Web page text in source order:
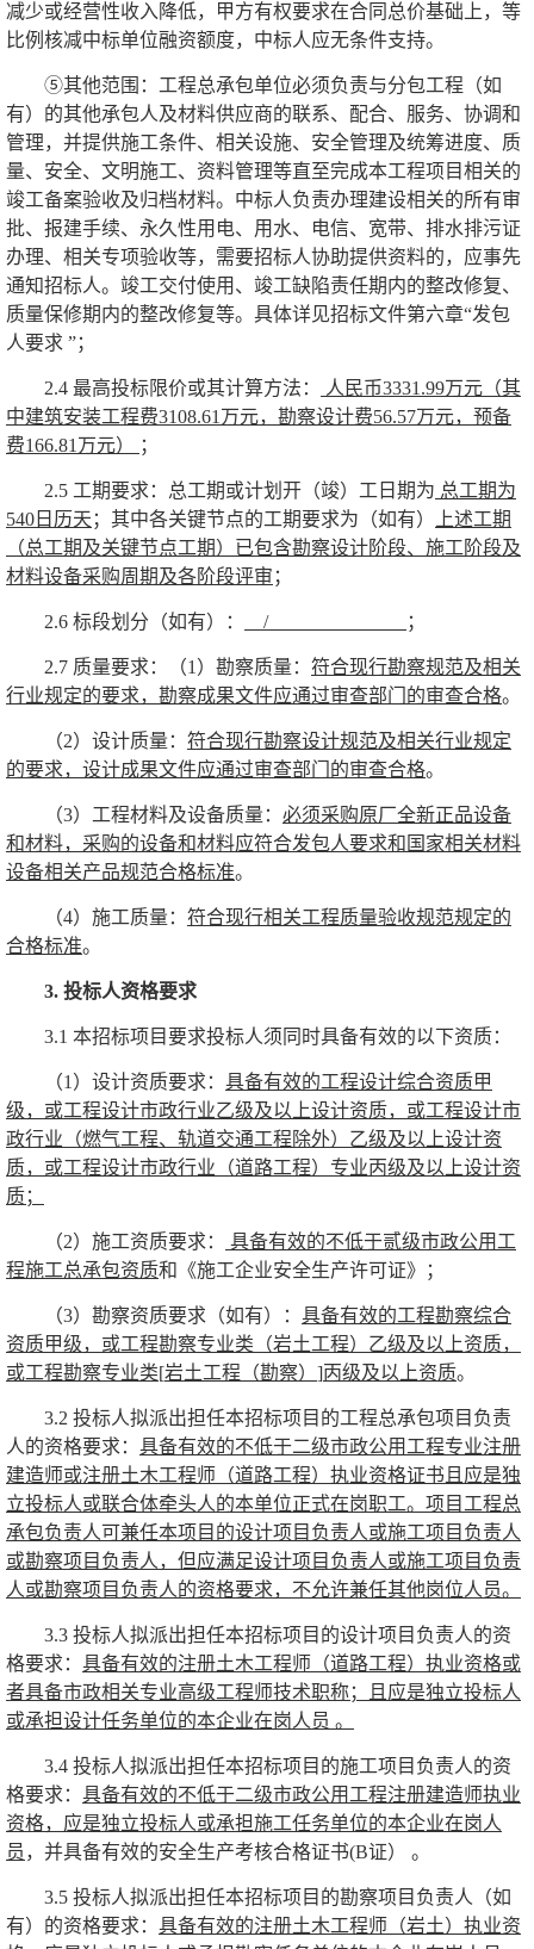
减少或经营性收入降低，甲方有权要求在合同总价基础上，等
比例核减中标单位融资额度，中标人应无条件支持。
⑤其他范围：工程总承包单位必须负责与分包工程（如
有）的其他承包人及材料供应商的联系、配合、服务、协调和
管理，并提供施工条件、相关设施、安全管理及统筹进度、质
量、安全、文明施工、资料管理等直至完成本工程项目相关的
竣工备案验收及归档材料。中标人负责办理建设相关的所有审
批、报建手续、永久性用电、用水、电信、宽带、排水排污证
办理、相关专项验收等，需要招标人协助提供资料的，应事先
通知招标人。竣工交付使用、竣工缺陷责任期内的整改修复、
质量保修期内的整改修复等。 具体详见招标文件第六章“发包
人要求 ”；
2.4 最高投标限价或其计算方法： 人民币3331.99万元（其
中建筑安装工程费3108.61 万元，勘察设计费56.57万元，预备
费166.81 万元） ；
2.5 工期要求：总工期或计划开（竣）工日期为 总工期为
540 日历天 ；其中各关键节点的工期要求为（如有）
上述工期
（总工期及关键节点工期）已包含勘察设计阶段、施工阶段及
材料设备采购周期及各阶段评审 ；
2.6 标段划分（如有）： / ；
2.7 质量要求： （1）勘察质量： 符合现行勘察规范及相关
行业规定的要求，勘察成果文件应通过审查部门的审查合格。
（2）设计质量： 符合现行勘察设计规范及相关行业规定
的要求，设计成果文件应通过审查部门的审查合格。
（3）工程材料及设备质量： 必须采购原厂全新正品设备
和材料，采购的设备和材料应符合发包人要求和国家相关材料
设备相关产品规范合格标准。
（4）施工质量： 符合现行相关工程质量验收规范规定的
合格标准。
3. 投标人资格要求
3.1 本招标项目要求投标人须同时具备有效的以下资质：
（1） 设计资质要求： 具备有效的工程设计综合资质甲
级，或工程设计市政行业乙级及以上设计资质，或工程设计市
政行业（燃气工程、轨道交通工程除外）乙级及以上设计资
质，或工程设计市政行业（道路工程）专业丙级及以上设计资
质；
（2） 施工资质要求：
具备有效的不低于贰级市政公用工
程施工总承包资质和《施工企业安全生产许可证》；
（3） 勘察资质要求（如有）： 具备有效的工程勘察综合
资质甲级，或工程勘察专业类（岩土工程）乙级及以上资质，
或工程勘察专业类[岩土工程（勘察） ]丙级及以上资质。
3.2 投标人拟派出担任本招标项目的工程总承包项目负责
人的资格要求： 具备有效的不低于二级市政公用工程专业注册
建造师或注册土木工程师（道路工程）执业资格证书 且应是独
立投标人或联合体牵头人的本单位正式在岗职工。项目工程总
承包负责人可兼任本项目的设计项目负责人或施工项目负责人
或勘察项目负责人，但应满足设计项目负责人或施工项目负责
人或勘察项目负责人的资格要求，不允许兼任其他岗位人员。
3.3 投标人拟派出担任本招标项目的设计项目负责人的资
格要求： 具备有效的注册土木工程师（道路工程）执业资格或
者具备市政相关专业高级工程师技术职称；且应是独立投标人
或承担设计任务单位的本企业在岗人员 。
3.4 投标人拟派出担任本招标项目的施工项目负责人的资
格要求： 具备有效的不低于二级市政公用工程注册建造师执业
资格，应是独立投标人或承担施工任务单位的本企业在岗人
员 ，并具备有效的安全生产考核合格证书(B证） 。
3.5 投标人拟派出担任本招标项目的勘察项目负责人（如
有）的资格要求： 具备有效的注册土木工程师（岩土）执业资